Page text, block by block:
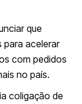
que
para acelerar
com pedidos
no país.
coligação de